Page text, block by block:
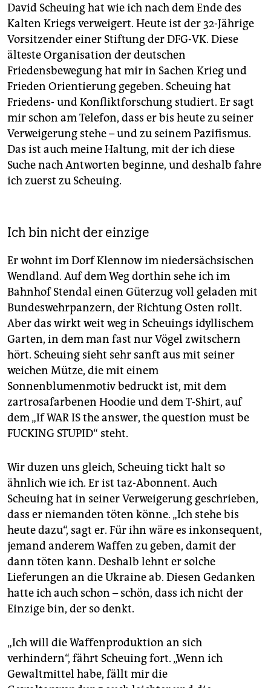
David Scheuing hat wie ich nach dem Ende des
Kalten Kriegs verweigert. Heute ist der 32-Jährige
Vorsitzender einer Stiftung der DFG-VK. Diese
älteste Organisation der deutschen
Friedensbewegung hat mir in Sachen Krieg und
Frieden Orientierung gegeben. ­Scheuing hat
Friedens- und Konfliktforschung studiert. Er sagt
mir schon am Telefon, dass er bis heute zu seiner
Verweigerung stehe – und zu seinem Pazifismus.
Das ist auch meine Haltung, mit der ich diese
Suche nach Antworten beginne, und deshalb fahre
ich zuerst zu Scheuing.
Ich bin nicht der einzige
Er wohnt im Dorf Klennow im niedersächsischen
Wendland. Auf dem Weg dorthin sehe ich im
Bahnhof Stendal einen Güterzug voll geladen mit
Bundeswehrpanzern, der Richtung Osten rollt.
Aber das wirkt weit weg in Scheuings idyllischem
Garten, in dem man fast nur Vögel zwitschern
hört. Scheuing sieht sehr sanft aus mit seiner
weichen Mütze, die mit einem
Sonnenblumenmotiv bedruckt ist, mit dem
zartrosafarbenen Hoodie und dem T-Shirt, auf
dem „If WAR IS the answer, the question must be
FUCKING STUPID“ steht.
Wir duzen uns gleich, Scheuing tickt halt so
ähnlich wie ich. Er ist taz-Abonnent. Auch
Scheuing hat in seiner Verweigerung geschrieben,
dass er niemanden töten könne. „Ich stehe bis
heute dazu“, sagt er. Für ihn wäre es inkonsequent,
jemand anderem Waffen zu geben, damit der
dann töten kann. Deshalb lehnt er solche
Lieferungen an die Ukraine ab. Diesen Gedanken
hatte ich auch schon – schön, dass ich nicht der
Einzige bin, der so denkt.
„Ich will die Waffenproduktion an sich
verhindern“, fährt Scheuing fort. „Wenn ich
Gewaltmittel habe, fällt mir die